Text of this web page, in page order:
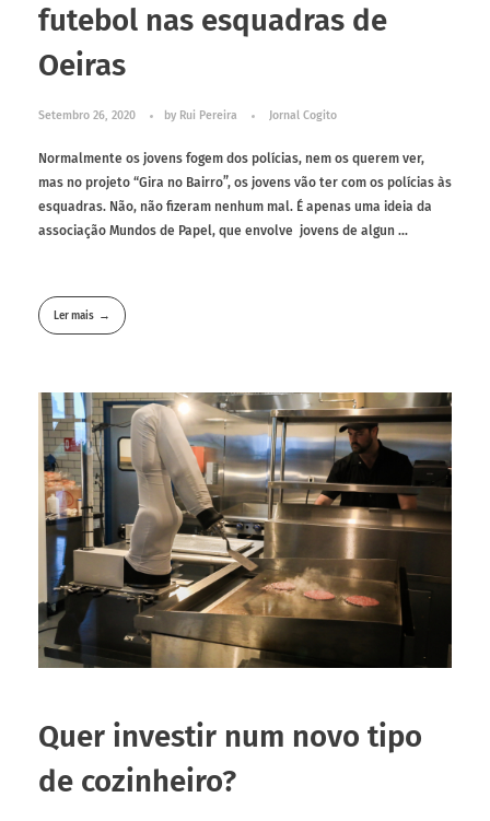
futebol nas esquadras de
Oeiras
Setembro 26, 2020 by Rui Pereira Jornal Cogito
Normalmente os jovens fogem dos polícias, nem os querem ver,
mas no projeto “Gira no Bairro”, os jovens vão ter com os polícias às
esquadras. Não, não fizeram nenhum mal. É apenas uma ideia da
associação Mundos de Papel, que envolve jovens de algun ...
Ler mais
Quer investir num novo tipo
de cozinheiro?